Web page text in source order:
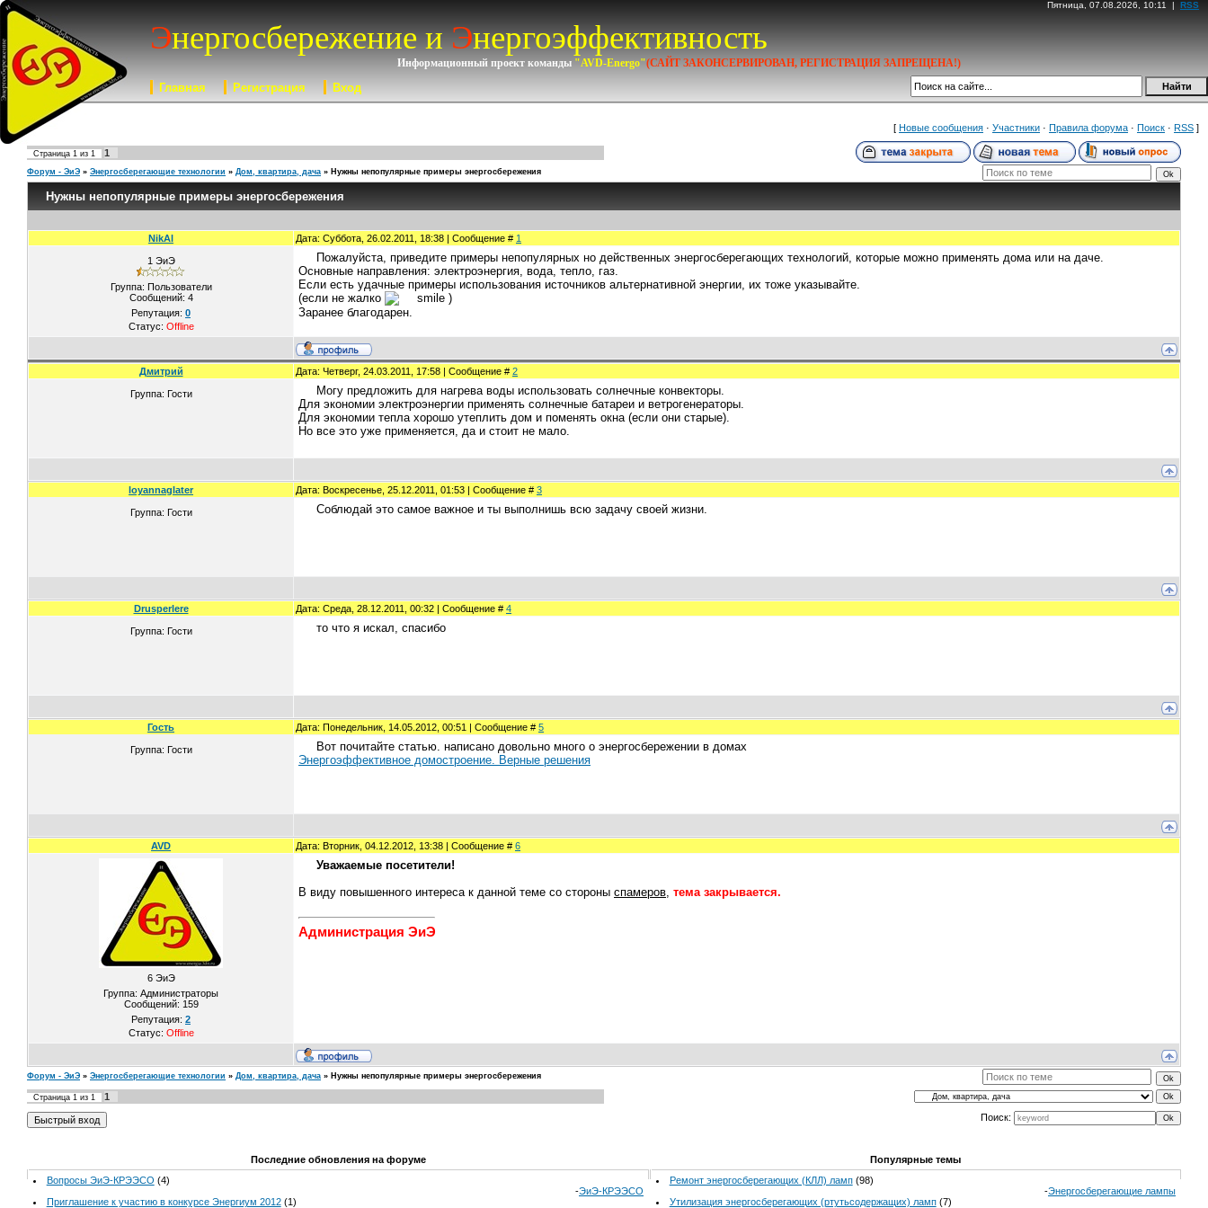
Пятница, 07.08.2026, 10:11 | RSS
Энергосбережение и Энергоэффективность
Информационный проект команды "AVD-Energo"(САЙТ ЗАКОНСЕРВИРОВАН, РЕГИСТРАЦИЯ ЗАПРЕЩЕНА!)
Главная Регистрация Вход
[ Новые сообщения · Участники · Правила форума · Поиск · RSS ]
Страница 1 из 1 1
Форум - ЭиЭ » Энергосберегающие технологии » Дом, квартира, дача » Нужны непопулярные примеры энергосбережения
Нужны непопулярные примеры энергосбережения
NikAl Дата: Суббота, 26.02.2011, 18:38 | Сообщение # 1
1 ЭиЭ
Группа: Пользователи
Сообщений: 4
Репутация: 0
Статус: Offline
Пожалуйста, приведите примеры непопулярных но действенных энергосберегающих технологий, которые можно применять дома или на даче.
Основные направления: электроэнергия, вода, тепло, газ.
Если есть удачные примеры использования источников альтернативной энергии, их тоже указывайте.
(если не жалко
)
Заранее благодарен.
Дмитрий Дата: Четверг, 24.03.2011, 17:58 | Сообщение # 2
Группа: Гости
Могу предложить для нагрева воды использовать солнечные конвекторы.
Для экономии электроэнергии применять солнечные батареи и ветрогенераторы.
Для экономии тепла хорошо утеплить дом и поменять окна (если они старые).
Но все это уже применяется, да и стоит не мало.
loyannaglater Дата: Воскресенье, 25.12.2011, 01:53 | Сообщение # 3
Группа: Гости Соблюдай это самое важное и ты выполнишь всю задачу своей жизни.
Drusperlere Дата: Среда, 28.12.2011, 00:32 | Сообщение # 4
Группа: Гости то что я искал, спасибо
Гость Дата: Понедельник, 14.05.2012, 00:51 | Сообщение # 5
Группа: Гости
Вот почитайте статью. написано довольно много о энергосбережении в домах
Энергоэффективное домостроение. Верные решения
AVD Дата: Вторник, 04.12.2012, 13:38 | Сообщение # 6
6 ЭиЭ
Группа: Администраторы
Сообщений: 159
Репутация: 2
Статус: Offline
Уважаемые посетители!
В виду повышенного интереса к данной теме со стороны спамеров, тема закрывается.
Администрация ЭиЭ
Форум - ЭиЭ » Энергосберегающие технологии » Дом, квартира, дача » Нужны непопулярные примеры энергосбережения
Страница 1 из 1
1
Поиск:
Последние обновления на форуме
Популярные темы
Вопросы ЭиЭ-КРЭЭСО (4)
-ЭиЭ-КРЭЭСО
Приглашение к участию в конкурсе Энергиум 2012 (1)
Ремонт энергосберегающих (КЛЛ) ламп (98)
-Энергосберегающие лампы
Утилизация энергосберегающих (ртутьсодержащих) ламп (7)